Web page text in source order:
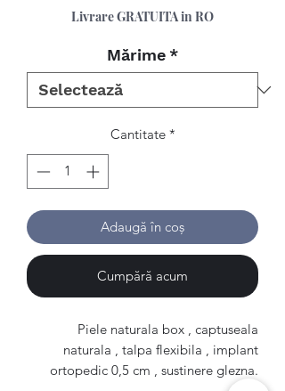
Livrare GRATUITA in RO
Mărime *
Cantitate *
Adaugă în coș
Cumpără acum
Piele naturala box , captuseala
naturala , talpa flexibila , implant
ortopedic 0,5 cm , sustinere glezna.